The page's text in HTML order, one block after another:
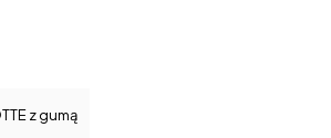
z gumą